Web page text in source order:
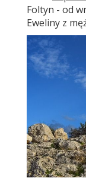
Foltyn - od
Eweliny z